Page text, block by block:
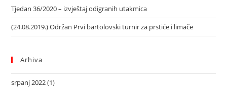
Tjedan 36/2020 – izvještaj odigranih utakmica
(24.08.2019.) Održan Prvi bartolovski turnir za prstiće i limače
Arhiva
srpanj 2022(1)